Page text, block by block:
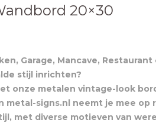
20×30
Garage, Mancave,
stijl inrichten?
onze metalen vintage-look
metal-signs.nl neemt je mee op
met diverse motieven van